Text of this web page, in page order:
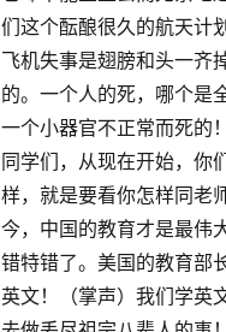
们这个酝酿很久的航天计
飞机失事是翅膀和头一齐
的。一个人的死，哪个是
一个小器官不正常而死的
同学们，从现在开始，你
样，就是要看你怎样同老
今，中国的教育才是最伟
错特错了。美国的教育部
英文！（掌声）我们学英